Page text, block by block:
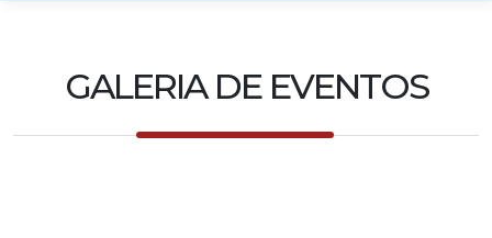
GALERIA DE EVENTOS